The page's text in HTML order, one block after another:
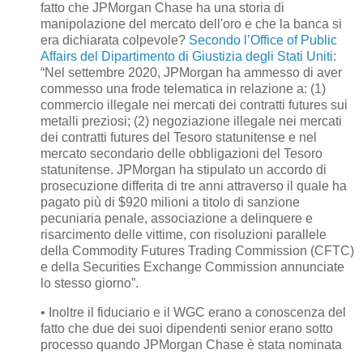
fatto che JPMorgan Chase ha una storia di
manipolazione del mercato dell'oro e che la banca si
era dichiarata colpevole? Secondo l’Office of Public
Affairs del Dipartimento di Giustizia degli Stati Uniti:
“Nel settembre 2020, JPMorgan ha ammesso di aver
commesso una frode telematica in relazione a: (1)
commercio illegale nei mercati dei contratti futures sui
metalli preziosi; (2) negoziazione illegale nei mercati
dei contratti futures del Tesoro statunitense e nel
mercato secondario delle obbligazioni del Tesoro
statunitense. JPMorgan ha stipulato un accordo di
prosecuzione differita di tre anni attraverso il quale ha
pagato più di $920 milioni a titolo di sanzione
pecuniaria penale, associazione a delinquere e
risarcimento delle vittime, con risoluzioni parallele
della Commodity Futures Trading Commission (CFTC)
e della Securities Exchange Commission annunciate
lo stesso giorno”.
• Inoltre il fiduciario e il WGC erano a conoscenza del
fatto che due dei suoi dipendenti senior erano sotto
processo quando JPMorgan Chase è stata nominata